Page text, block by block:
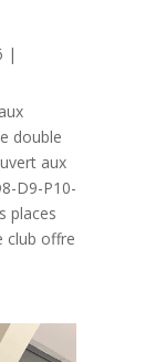
|
double
aux
D9-P10-
places
club offre